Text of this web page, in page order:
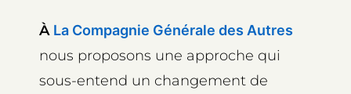
À La Compagnie Générale des Autres
nous proposons une approche qui
sous-entend un changement de